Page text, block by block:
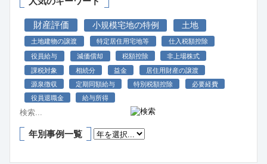
財産評価 小規模宅地の特例 土地
土地建物の譲渡 特定居住用宅地等 仕入税額控除
役員給与 減価償却 税額控除
非上場株式
課税対象
相続分 益金
居住用財産の譲渡
源泉徴収
定期同額給与 特別税額控除
必要経費
役員退職金
給与所得
年別事例一覧